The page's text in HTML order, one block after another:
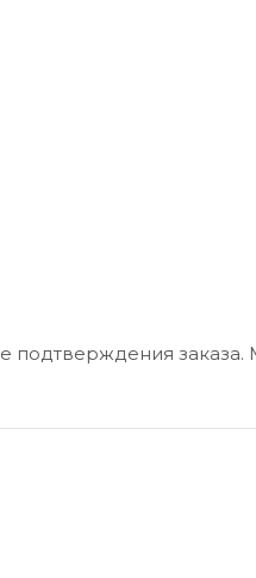
подтверждения